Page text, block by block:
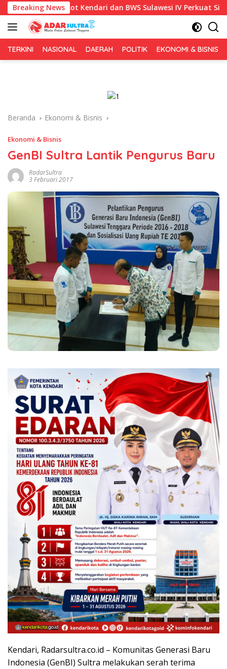
Langsung
ke
konten
Breaking News
Pemkot Kendari dan BWS Sulawesi IV Perkuat Sinergi Jaga
TERKINI NASIONAL DAERAH POLITIK EKONOMI & BISNIS
Beranda Ekonomi & Bisnis
Ekonomi & Bisnis
GenBI Sultra Lantik Pengurus Baru
RadarSultra
3 Februari 2017
Kendari, Radarsultra.co.id – Komunitas Generasi Baru
Indonesia (GenBI) Sultra melakukan serah terima